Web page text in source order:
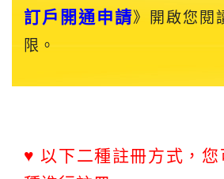
訂戶開通申請》開啟您閱
限。
♥ 以下二種註冊方式，